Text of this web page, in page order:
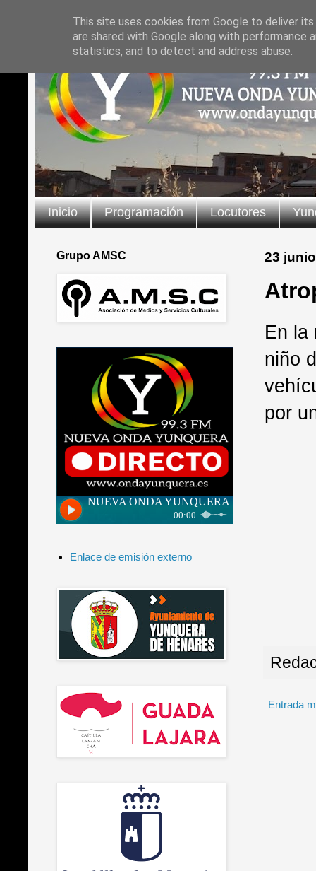
Inicio Programación Locutores
23
En la
niño
por
Entrada
Grupo AMSC
Enlace de emisión externo
This site uses cookies from Google to deliver
are shared with Google along with
statistics, and to detect and address abuse.